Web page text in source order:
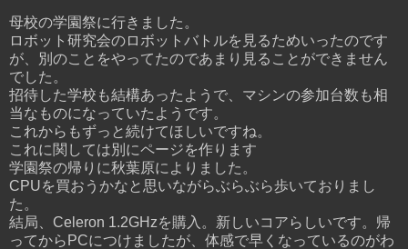
母校の学園祭に行きました。
ロボット研究会のロボットバトルを見るためいったのです
が、別のことをやってたのであまり見ることができません
でした。
招待した学校も結構あったようで、マシンの参加台数も相
当なものになっていたようです。
これからもずっと続けてほしいですね。
これに関しては別にページを作ります
学園祭の帰りに秋葉原によりました。
CPUを買おうかなと思いながらぶらぶら歩いておりまし
た。
結局、Celeron 1.2GHzを購入。新しいコアらしいです。帰
ってからPCにつけましたが、体感で早くなっているのがわ